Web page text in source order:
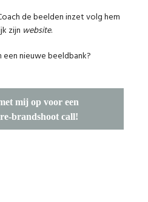
de beelden inzet volg hem
zijn website.
nieuwe beeldbank?
mij op voor een
brandshoot call!